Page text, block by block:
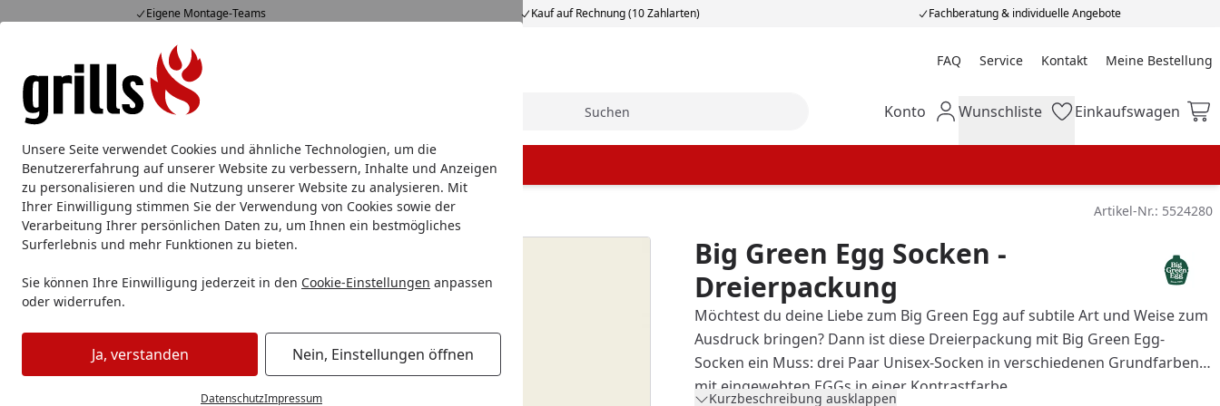
Unsere Seite verwendet Cookies und ähnliche Technologien, um die
Benutzererfahrung auf unserer Website zu verbessern, Inhalte und Anzeigen
zu personalisieren und die Nutzung unserer Website zu analysieren. Mit
Ihrer Einwilligung stimmen Sie der Verwendung von Cookies sowie der
Verarbeitung Ihrer persönlichen Daten zu, um Ihnen ein bestmögliches
Surferlebnis und mehr Funktionen zu bieten.
Sie können Ihre Einwilligung jederzeit in den Cookie-Einstellungen anpassen
oder widerrufen.
Ja, verstanden Nein, Einstellungen öffnen
DatenschutzImpressum
Eigene Montage-Teams Kauf auf Rechnung (10 Zahlarten) Fachberatung & individuelle Angebote
Mo-Fr. 8-16 Uhr 15.820 Bewertungen FAQ Service Kontakt Meine Bestellung
Meine Bestellung
Alle Produkte
Alle ProdukteMarken Mein Konto
Konto Wunschliste
Wunschliste Einkaufswagen
Einkaufswagen
Lifestyle Getränkebehälter Taschen Kleidung
Startseite
Lifestyle Kleidung Big Green Egg Socken - Dreierpackung Artikel-Nr.: 5524280
Big Green Egg Socken -
Dreierpackung
Möchtest du deine Liebe zum Big Green Egg auf subtile Art und Weise zum
Ausdruck bringen? Dann ist diese Dreierpackung mit Big Green Egg-
Socken ein Muss: drei Paar Unisex-Socken in verschiedenen Grundfarben
mit eingewebten EGGs in einer Kontrastfarbe.
Kurzbeschreibung ausklappen